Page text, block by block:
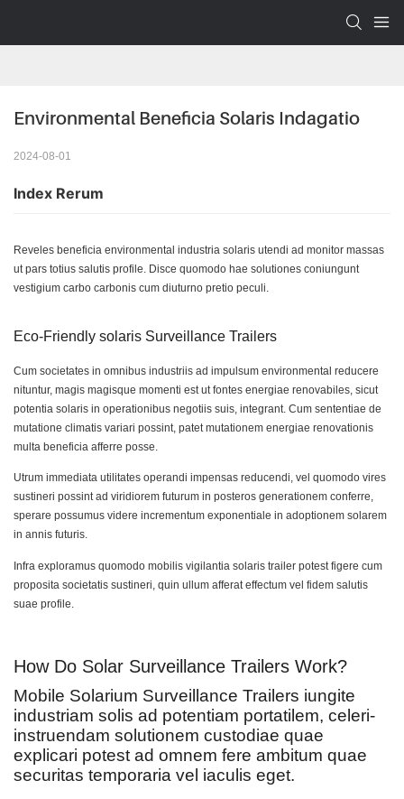
Environmental Beneficia Solaris Indagatio
2024-08-01
Index Rerum
Reveles beneficia environmental industria solaris utendi ad monitor massas
ut pars totius salutis profile. Disce quomodo hae solutiones coniungunt
vestigium carbo carbonis cum diuturno pretio peculi.
Eco-Friendly solaris Surveillance Trailers
Cum societates in omnibus industriis ad impulsum environmental reducere
nituntur, magis magisque momenti est ut fontes energiae renovabiles, sicut
potentia solaris in operationibus negotiis suis, integrant. Cum sententiae de
mutatione climatis variari possint, patet mutationem energiae renovationis
multa beneficia afferre posse.
Utrum immediata utilitates operandi impensas reducendi, vel quomodo vires
sustineri possint ad viridiorem futurum in posteros generationem conferre,
sperare possumus videre incrementum exponentiale in adoptionem solarem
in annis futuris.
Infra exploramus quomodo mobilis vigilantia solaris trailer potest figere cum
proposita societatis sustineri, quin ullum afferat effectum vel fidem salutis
suae profile.
How Do Solar Surveillance Trailers Work?
Mobile Solarium Surveillance Trailers iungite
industriam solis ad potentiam portatilem, celeri-
instruendam solutionem custodiae quae
explicari potest ad omnem fere ambitum quae
securitas temporaria vel iaculis eget.